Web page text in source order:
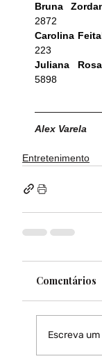
Bruna
2872
Carolina
223
Juliana Rosa
5898
Alex Varela
Entretenimento
Comentários
Escreva